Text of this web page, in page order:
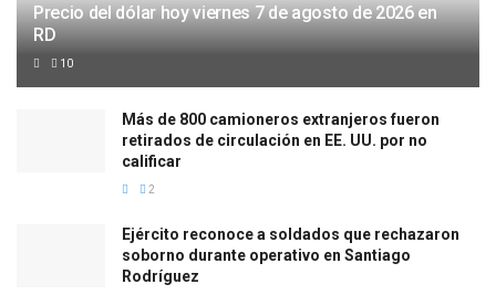
Precio del dólar hoy viernes 7 de agosto de 2026 en
RD
10
Más de 800 camioneros extranjeros fueron
retirados de circulación en EE. UU. por no
calificar
2
Ejército reconoce a soldados que rechazaron
soborno durante operativo en Santiago
Rodríguez